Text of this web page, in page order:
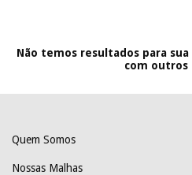
Não temos resultados para
com
Quem Somos
Nossas Malhas